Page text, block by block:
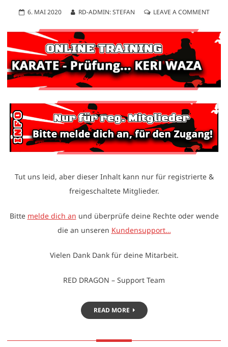
6. MAI 2020 RD-ADMIN: STEFAN LEAVE A COMMENT
Tut uns leid, aber dieser Inhalt kann nur für registrierte &
freigeschaltete Mitglieder.
Bitte melde dich an und überprüfe deine Rechte oder wende
die an unseren Kundensupport…
Vielen Dank Dank für deine Mitarbeit.
RED DRAGON – Support Team
READ MORE